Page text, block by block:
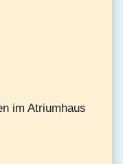
im Atriumhaus